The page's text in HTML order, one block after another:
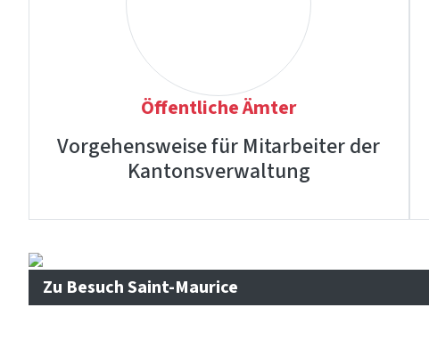
Öffentliche Ämter
Vorgehensweise für Mitarbeiter der
Kantonsverwaltung
Zu Besuch Saint-Maurice